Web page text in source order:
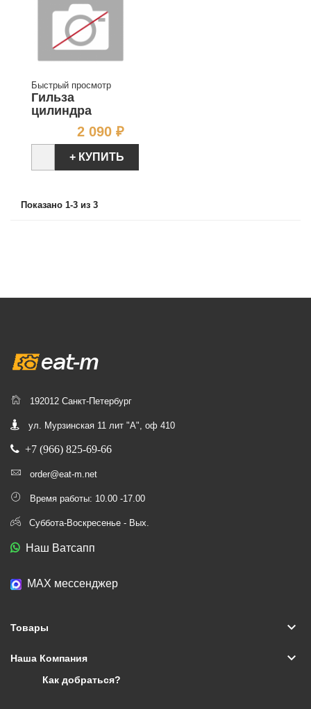
Быстрый просмотр
Гильза
цилиндра
2 090 ₽Цена
+ КУПИТЬ
Показано 1-3 из 3
192012 Санкт-Петербург
ул. Мурзинская 11 лит "А", оф 410
+7 (966) 825-69-66
order@eat-m.net
Время работы: 10.00 -17.00
Суббота-Воскресенье - Вых.
Наш Ватсапп
МАХ мессенджер
Товары keyboard_arrow_down
Наша Компания keyboard_arrow_down
Как добраться?